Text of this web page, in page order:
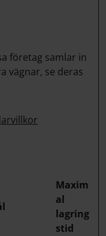
företag samlar in
vägnar, se deras
Maxim
al
lagring
stid